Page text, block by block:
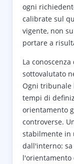
ogni
calibrate sul
vigente, non
portare a
La
sottovalutato
Ogni tribunale
tempi di
orientamento
controverse.
stabilmente in
dall'interno:
l'orientamento